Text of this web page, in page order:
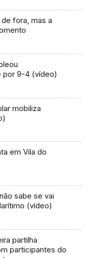
fora, mas a
por 9-4 (vídeo)
mobiliza
em Vila do
sabe se vai
(vídeo)
partilha
participantes do